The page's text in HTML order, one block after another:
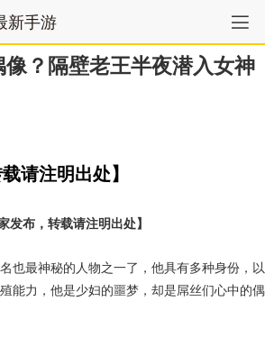
新手游
像？隔壁老王半夜潜入女神
请注明出处】
发布，转载请注明出处】
也最神秘的人物之一了，他具有多种身份，以
能力，他是少妇的噩梦，却是屌丝们心中的偶